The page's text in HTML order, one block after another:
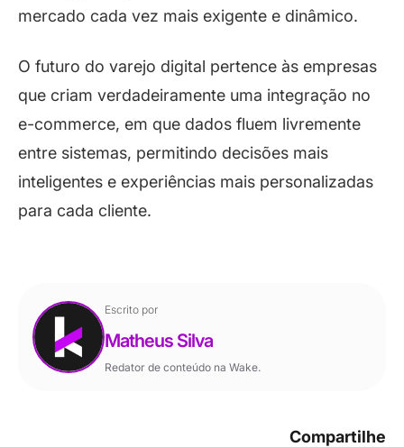
mercado cada vez mais exigente e dinâmico.
O futuro do varejo digital pertence às empresas
que criam verdadeiramente uma integração no
e-commerce, em que dados fluem livremente
entre sistemas, permitindo decisões mais
inteligentes e experiências mais personalizadas
para cada cliente.
Escrito por
Matheus Silva
Redator de conteúdo na Wake.
Compartilhe